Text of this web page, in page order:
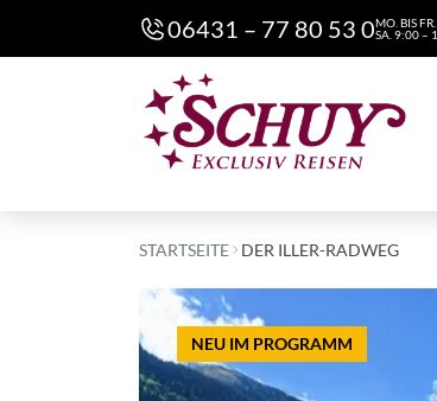
06431 – 77 80 53 0MO. BIS
SA. 9:00 –
STARTSEITE DER ILLER-RADWEG
NEU IM PROGRAMM